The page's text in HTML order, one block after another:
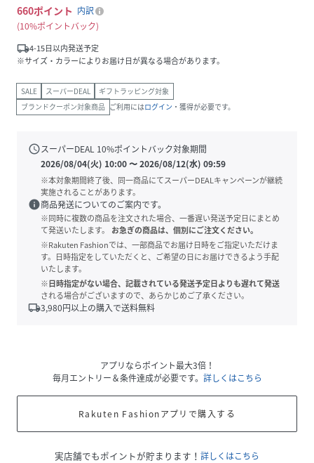
660ポイント 内訳
10%ポイントバック
local_shipping4-15日以内発送予定
※サイズ・カラーによりお届け日が異なる場合があります。
SALE スーパーDEAL
ギフトラッピング対象
ブランドクーポン対象商品 ご利用にはログイン ・獲得が必要です。
scheduleスーパーDEAL 10%ポイントバック対象期間
2026/08/04(火) 10:00〜2026/08/12(水) 09:59
※本対象期間終了後、同一商品にてスーパーDEALキャンペーンが継続
実施されることがあります。
info商品発送についてのご案内です。
※同時に複数の商品を注文された場合、一番遅い発送予定日にまとめ
て発送いたします。
お急ぎの商品は、個別にご注文ください。
※Rakuten Fashionでは、一部商品でお届け日時をご指定いただけま
す。日時指定をしていただくと、ご希望の日にお届けできるよう手配
いたします。
※日時指定がない場合、記載されている発送予定日よりも遅れて発送
される場合がございますので、あらかじめご了承ください。
local_shipping3,980円以上の購入で送料無料
アプリならポイント最大3倍！
毎月エントリー＆条件達成が必要です。 詳しくはこちら
Rakuten Fashionアプリで購入する
実店舗でもポイントが貯まります！ 詳しくはこちら